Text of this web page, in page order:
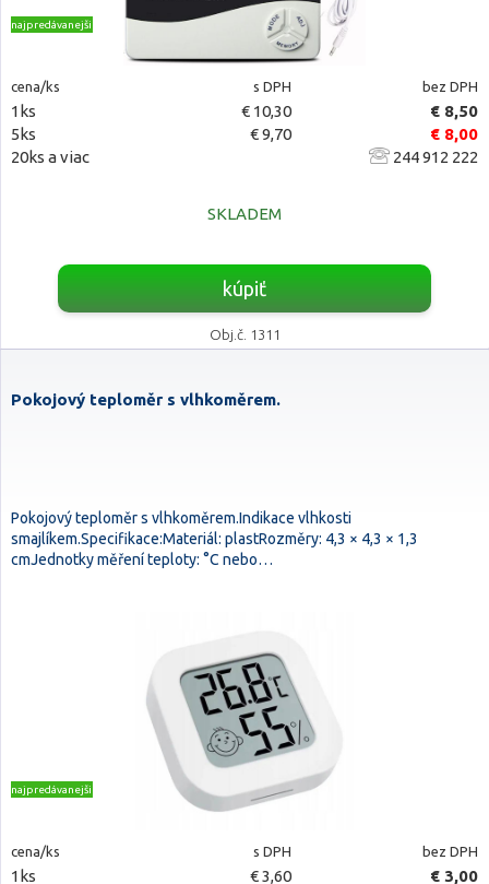
najpredávanejšie
cena/ks s DPH bez DPH
1ks € 10,30
€ 8,50
5ks
€ 9,70
€ 8,00
20ks a viac
244 912 222
SKLADEM
kúpiť
Obj.č. 1311
Pokojový teploměr s vlhkoměrem.
Pokojový teploměr s vlhkoměrem.Indikace vlhkosti
smajlíkem.Specifikace:Materiál: plastRozměry: 4,3 × 4,3 × 1,3
cmJednotky měření teploty: °C nebo…
najpredávanejšie
cena/ks s DPH bez DPH
1ks € 3,60
€ 3,00